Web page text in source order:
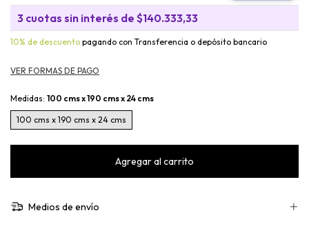
3 cuotas sin interés de $140.333,33
10% de descuento pagando con Transferencia o depósito bancario
Medidas: 100 cms x 190 cms x 24 cms
100 cms x 190 cms x 24 cms
Medios de envío